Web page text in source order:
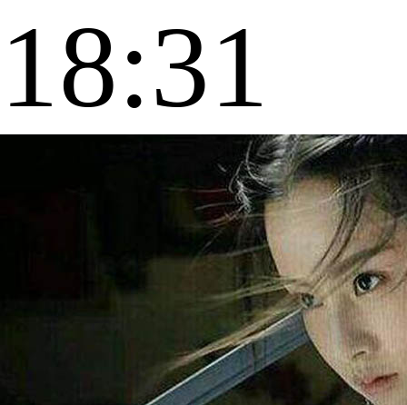
18:31